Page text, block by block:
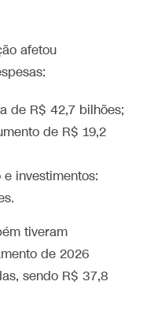
afetou
de R$ 42,7 bilhões;
de R$ 19,2
investimentos:
tiveram
de 2026
sendo R$ 37,8